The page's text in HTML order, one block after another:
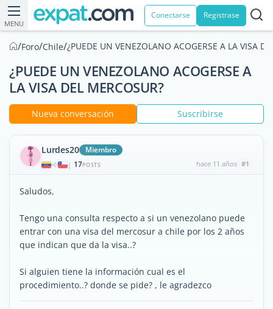
MENU
Conectarse Registrase
/Foro/Chile/¿PUEDE UN VENEZOLANO ACOGERSE A LA VISA
¿PUEDE UN VENEZOLANO ACOGERSE A
LA VISA DEL MERCOSUR?
Nueva conversación Suscribirse
Lurdes20 Miembro
| 17POSTS hace 11 años #1
Saludos,
Tengo una consulta respecto a si un venezolano puede
entrar con una visa del mercosur a chile por los 2 años
que indican que da la visa..?
Si alguien tiene la información cual es el
procedimiento..? donde se pide? , le agradezco